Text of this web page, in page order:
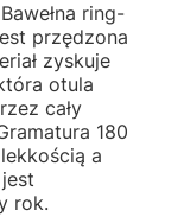
ring-
przędzona
zyskuje
otula
cały
180
a
rok.